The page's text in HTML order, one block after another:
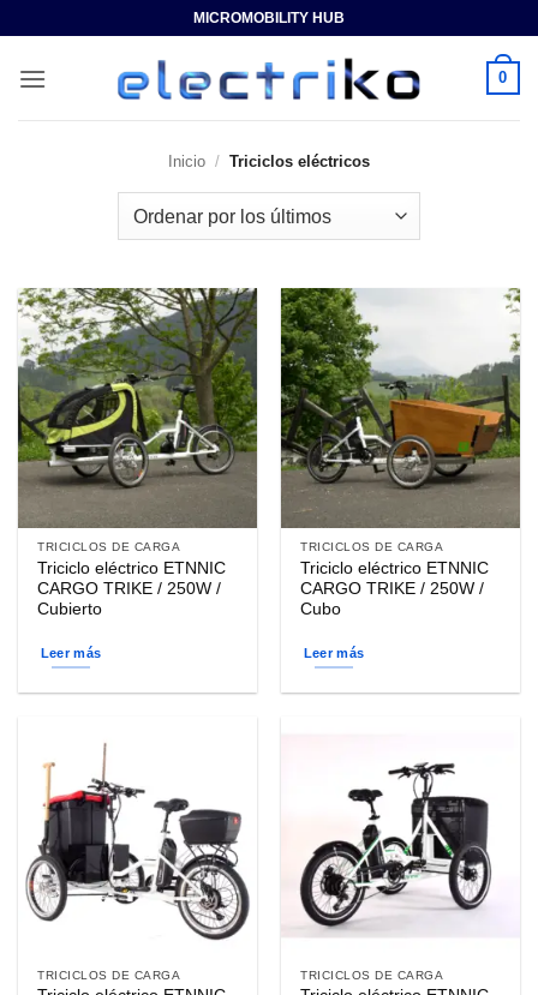
contenido
MICROMOBILITY HUB
0
Inicio / Triciclos eléctricos
TRICICLOS DE CARGA
Triciclo eléctrico ETNNIC
CARGO TRIKE / 250W /
Cubierto
Leer más
TRICICLOS DE CARGA
Triciclo eléctrico ETNNIC
CARGO TRIKE / 250W /
Cubo
Leer más
TRICICLOS DE CARGA TRICICLOS DE CARGA